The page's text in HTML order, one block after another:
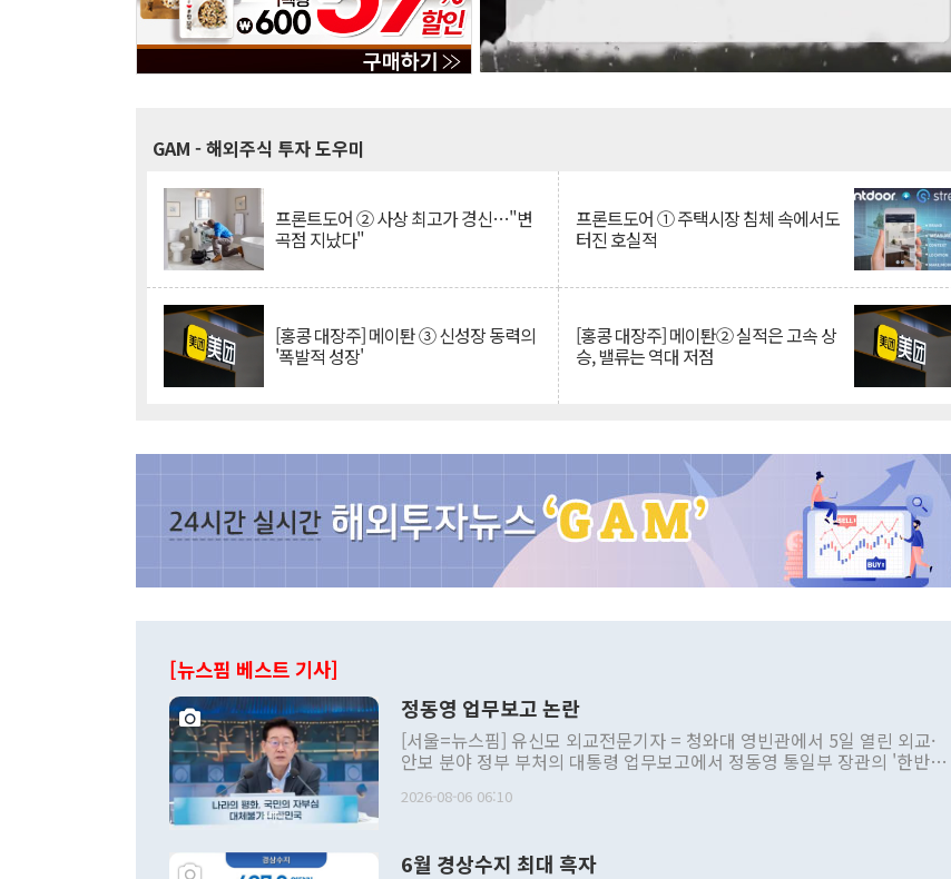
GAM - 해외주식 투자 도우미
프론트도어 ② 사상 최고가 경신…"변
곡점 지났다"
프론트도어 ① 주택시장 침체 속에서도
터진 호실적
[홍콩 대장주] 메이퇀 ③ 신성장 동력의
'폭발적 성장'
[홍콩 대장주] 메이퇀② 실적은 고속 상
승, 밸류는 역대 저점
[뉴스핌 베스트 기사]
정동영 업무보고 논란
[서울=뉴스핌] 유신모 외교전문기자 = 청와대 영빈관에서 5일 열린 외교·
안보 분야 정부 부처의 대통령 업무보고에서 정동영 통일부 장관의 '한반도
발언 중에는 정부 내 조율을 거치지 않은 사안을 정책으로 추진하겠다고 공
주의적 희망에 근거한 비현실적 구상'이라는 비판을 내놨다. 그동안 정 장
2026-08-06 06:10
6월 경상수지 최대 흑자